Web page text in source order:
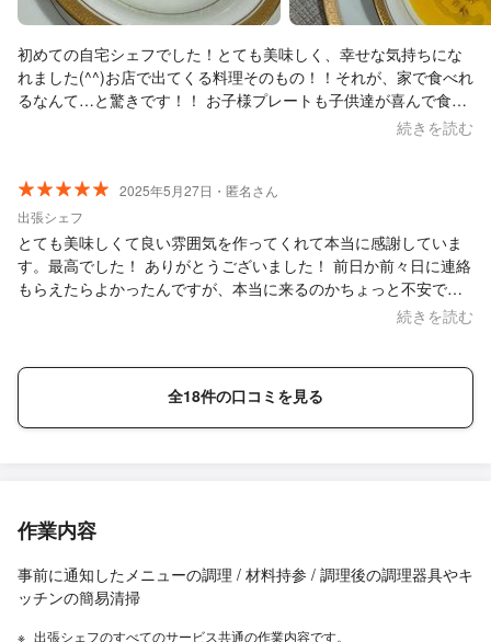
初めての自宅シェフでした！とても美味しく、幸せな気持ちにな
れました(^^)お店で出てくる料理そのもの！！それが、家で食べれ
るなんて…と驚きです！！ お子様プレートも子供達が喜んで食べ
てました！！ありがとうございました。是非またお願いしたいで
続きを読む
2025年5月27日・匿名さん
出張シェフ
とても美味しくて良い雰囲気を作ってくれて本当に感謝していま
す。最高でした！ ありがとうございました！ 前日か前々日に連絡
もらえたらよかったんですが、本当に来るのかちょっと不安でし
続きを読む
全18件の口コミを見る
作業内容
事前に通知したメニューの調理 / 材料持参 / 調理後の調理器具やキ
ッチンの簡易清掃
出張シェフのすべてのサービス共通の作業内容です。